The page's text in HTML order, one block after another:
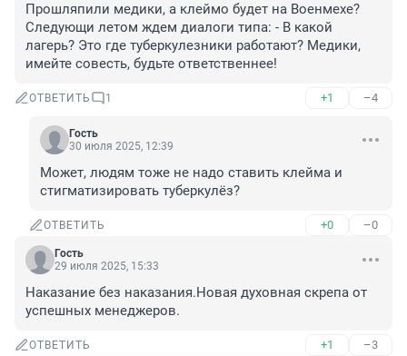
Прошляпили медики, а клеймо будет на Военмехе?
Следующи летом ждем диалоги типа: - В какой
лагерь? Это где туберкулезники работают? Медики,
имейте совесть, будьте ответственнее!
ОТВЕТИТЬ 1 +1 –4
Гость
30 июля 2025, 12:39
Может, людям тоже не надо ставить клейма и
стигматизировать туберкулёз?
ОТВЕТИТЬ +0 –0
Гость
29 июля 2025, 15:33
Наказание без наказания.Новая духовная скрепа от
успешных менеджеров.
ОТВЕТИТЬ +1 –3